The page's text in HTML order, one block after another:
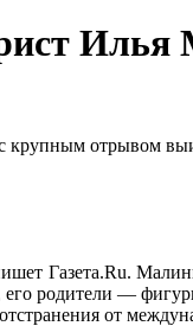
Газета.Ru.
его родители —
от